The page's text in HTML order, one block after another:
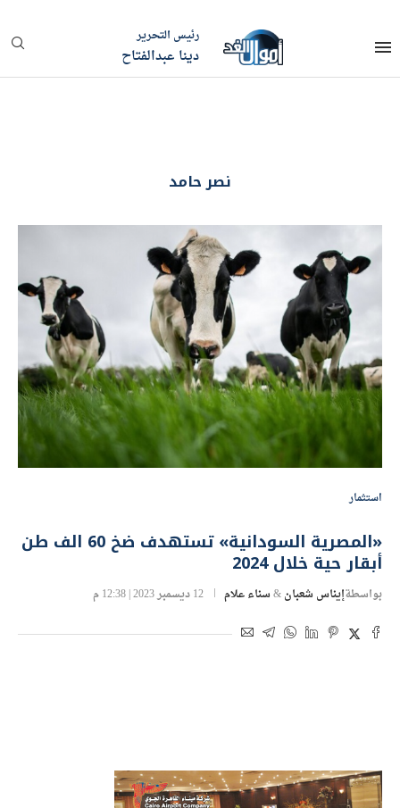
رئيس التحرير
دينا عبدالفتاح
نصر حامد
استثمار
أبقار حية خلال 2024
بواسطة إيناس شعبان &سناء علام 12 ديسمبر 2023 | 12:38 م